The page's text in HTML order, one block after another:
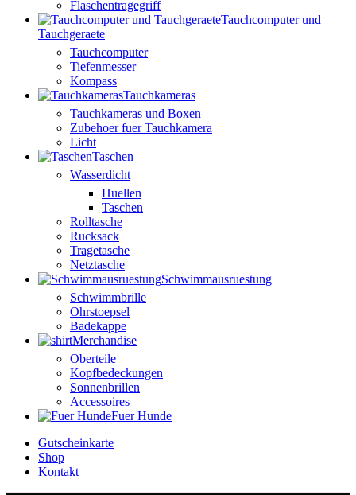
Flaschentragegriff
Tauchcomputer und
Tauchgeraete
Tauchcomputer
Tiefenmesser
Kompass
Tauchkameras
Tauchkameras und Boxen
Zubehoer fuer Tauchkamera
Licht
Taschen
Wasserdicht
Huellen
Taschen
Rolltasche
Rucksack
Tragetasche
Netztasche
Schwimmausruestung
Schwimmbrille
Ohrstoepsel
Badekappe
Merchandise
Oberteile
Kopfbedeckungen
Sonnenbrillen
Accessoires
Fuer Hunde
Gutscheinkarte
Shop
Kontakt